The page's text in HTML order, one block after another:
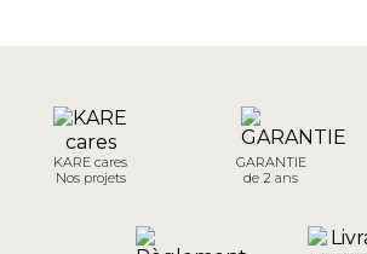
KARE cares
Nos projets
GARANTIE
de 2 ans